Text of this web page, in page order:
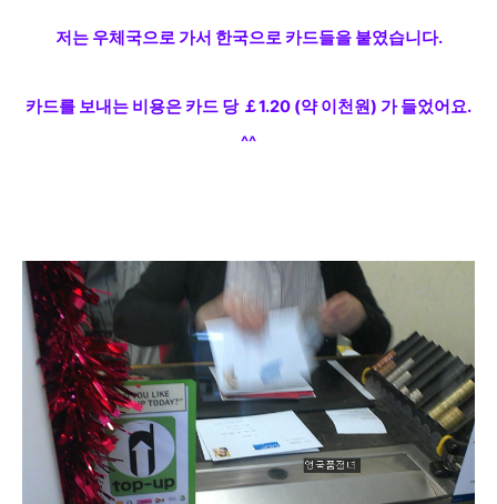
저는 우체국으로 가서 한국으로 카드들을 붙였습니다.
카드를 보내는 비용은 카드 당 ￡1.20 (약 이천원) 가 들었어요.
^^